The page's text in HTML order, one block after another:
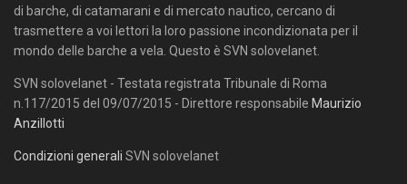
di barche, di catamarani e di mercato nautico, cercano di
trasmettere a voi lettori la loro passione incondizionata per il
mondo delle barche a vela. Questo è SVN solovelanet.
SVN solovelanet - Testata registrata Tribunale di Roma
n.117/2015 del 09/07/2015 - Direttore responsabile Maurizio
Anzillotti
Condizioni generali SVN solovelanet